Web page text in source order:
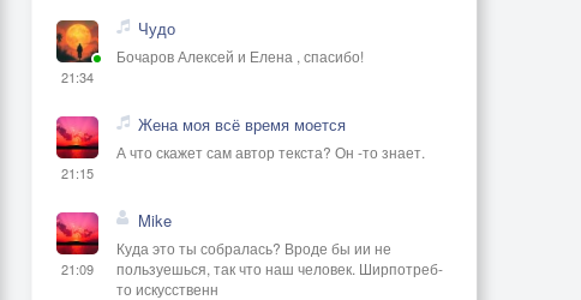
21:34
Чудо
Бочаров Алексей и Елена , спасибо!
21:15
Жена моя всё время моется
А что скажет сам автор текста? Он -то знает.
21:09
Mike
Куда это ты собралась? Вроде бы ии не
пользуешься, так что наш человек. Ширпотреб-
то искусственн